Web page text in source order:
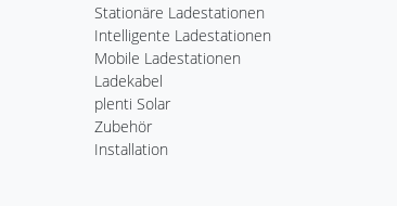
Stationäre Ladestationen
Intelligente Ladestationen
Mobile Ladestationen
Ladekabel
plenti Solar
Zubehör
Installation